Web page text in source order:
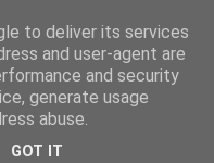
to deliver its services
and user-agent are
and security
generate usage
abuse.
GOT IT